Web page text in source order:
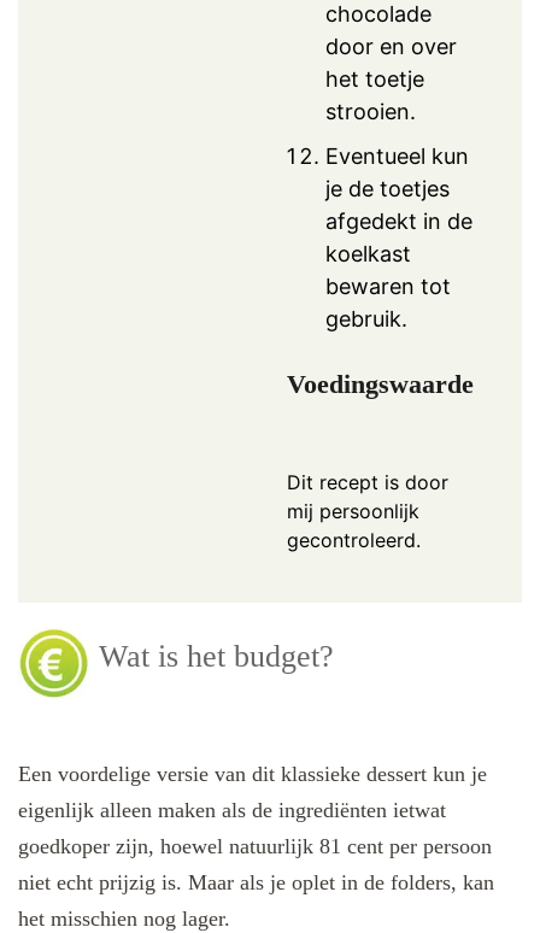
chocolade
door en over
het toetje
strooien.
Eventueel kun
je de toetjes
afgedekt in de
koelkast
bewaren tot
gebruik.
Voedingswaarde
Dit recept is door
mij persoonlijk
gecontroleerd.
Wat is het budget?
Een voordelige versie van dit klassieke dessert kun je
eigenlijk alleen maken als de ingrediënten ietwat
goedkoper zijn, hoewel natuurlijk 81 cent per persoon
niet echt prijzig is. Maar als je oplet in de folders, kan
het misschien nog lager.